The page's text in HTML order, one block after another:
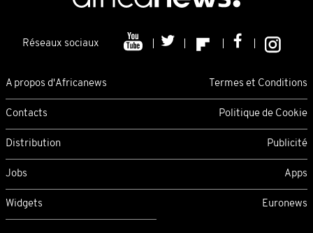
Réseaux sociaux
A propos d'Africanews Termes et Conditions
Contacts Politique de Cookie
Distribution Publicité
Jobs Apps
Widgets Euronews